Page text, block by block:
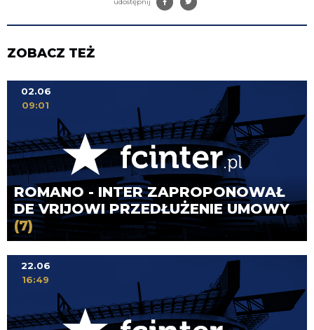
ZOBACZ TEŻ
ROMANO - INTER ZAPROPONOWAŁ
DE VRIJOWI PRZEDŁUŻENIE UMOWY
(7)
02.06
09:01
22.06
16:49